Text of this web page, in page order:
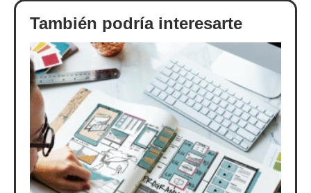
También podría interesarte